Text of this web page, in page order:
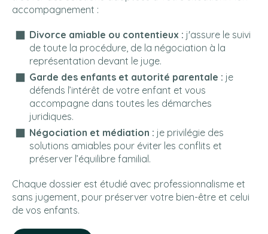
accompagnement :
Divorce amiable ou contentieux : j'assure le suivi
de toute la procédure, de la négociation à la
représentation devant le juge.
Garde des enfants et autorité parentale : je
défends l’intérêt de votre enfant et vous
accompagne dans toutes les démarches
juridiques.
Négociation et médiation : je privilégie des
solutions amiables pour éviter les conflits et
préserver l’équilibre familial.
Chaque dossier est étudié avec professionnalisme et
sans jugement, pour préserver votre bien-être et celui
de vos enfants.